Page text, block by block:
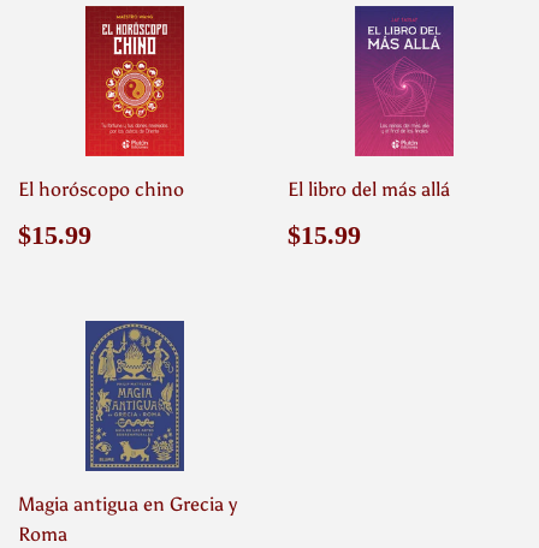
El horóscopo chino
Precio
$15.99
El libro del más allá
Precio
$15.99
Magia antigua en Grecia y
Roma